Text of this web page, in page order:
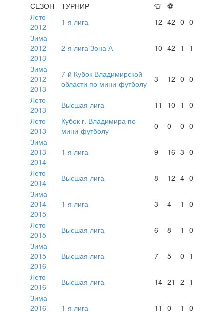
СЕЗОН
ТУРНИР 👕 ⚽
Лето
2012
1-я лига 12 42 0 0
Зима
2012-
2013
2-я лига Зона А 10 42 1 1
Зима
2012-
2013
7-й Кубок Владимирской
области по мини-футболу
3 12 0 0
Лето
2013
Высшая лига 11 10 1
0
Лето
2013
Кубок г. Владимира по
мини-футболу
0 0 0 0
Зима
2013-
2014
1-я лига 9 16 3 0
Лето
2014
Высшая лига 8 12 4 0
Зима
2014-
2015
1-я лига 3 4 1 0
Лето
2015
Высшая лига 6 8 1
0
Зима
2015-
2016
Высшая лига 7 5 0 1
Лето
2016
Высшая лига 14 21 2 1
Зима
2016-
1-я лига 11 0 1 0